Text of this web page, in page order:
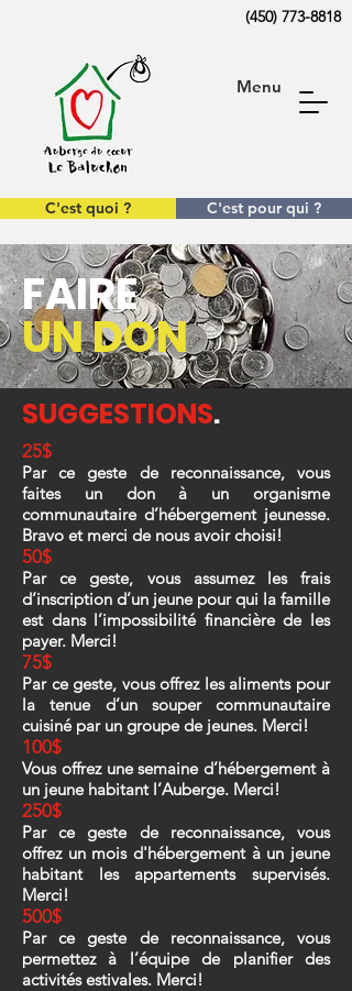
(450) 773-8818
Menu
C'est quoi ? C'est pour qui ?
FAIRE
UN DON
SUGGESTIONS.
25$
Par ce geste de reconnaissance, vous
faites un don à un organisme
communautaire d’hébergement jeunesse.
Bravo et merci de nous avoir choisi!
50$
Par ce geste, vous assumez les frais
d’inscription d’un jeune pour qui la famille
est dans l’impossibilité financière de les
payer. Merci!
75$
Par ce geste, vous offrez les aliments pour
la tenue d’un souper communautaire
cuisiné par un groupe de jeunes. Merci!
100$
Vous offrez une semaine d’hébergement à
un jeune habitant l’Auberge. Merci!
250$
Par ce geste de reconnaissance, vous
offrez un mois d'hébergement à un jeune
habitant les appartements supervisés.
Merci!
500$
Par ce geste de reconnaissance, vous
permettez à l’équipe de planifier des
activités estivales. Merci!